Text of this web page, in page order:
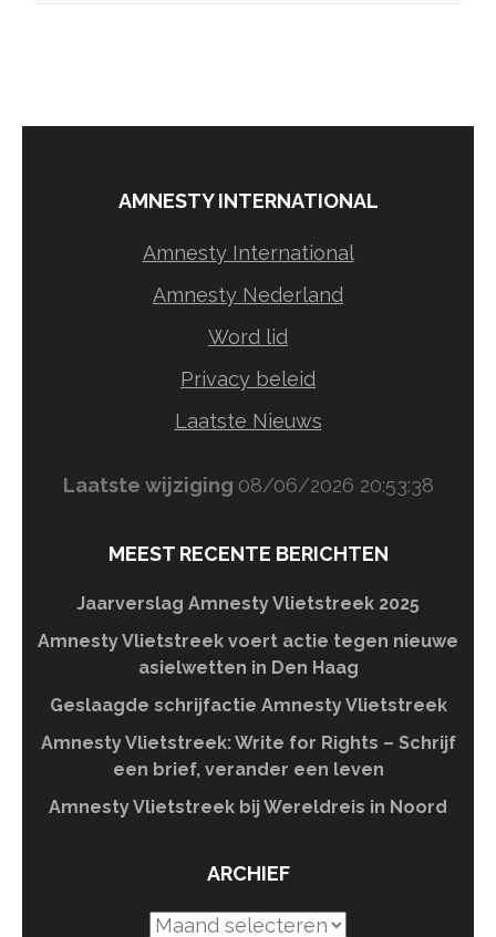
AMNESTY INTERNATIONAL
Amnesty International
Amnesty Nederland
Word lid
Privacy beleid
Laatste Nieuws
Laatste wijziging 08/06/2026 20:53:38
MEEST RECENTE BERICHTEN
Jaarverslag Amnesty Vlietstreek 2025
Amnesty Vlietstreek voert actie tegen nieuwe
asielwetten in Den Haag
Geslaagde schrijfactie Amnesty Vlietstreek
Amnesty Vlietstreek: Write for Rights – Schrijf
een brief, verander een leven
Amnesty Vlietstreek bij Wereldreis in Noord
ARCHIEF
Archief